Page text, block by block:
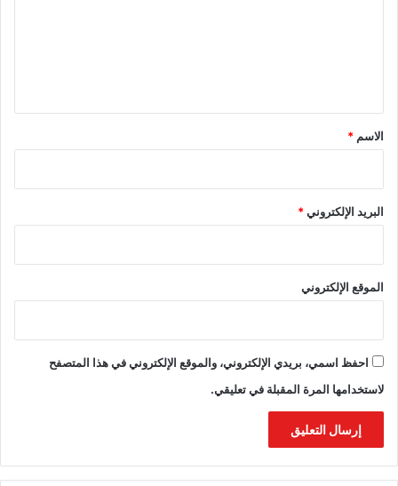
*
الاسم *
البريد الإلكتروني*
الموقع الإلكتروني
احفظ اسمي، بريدي الإلكتروني، والموقع الإلكتروني في هذا المتصفح
لاستخدامها المرة المقبلة في تعليقي.